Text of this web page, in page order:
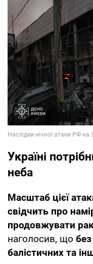
Україні
неба
Масштаб цієї
свідчить про
продовжувати
наголосив, що
балістичних та